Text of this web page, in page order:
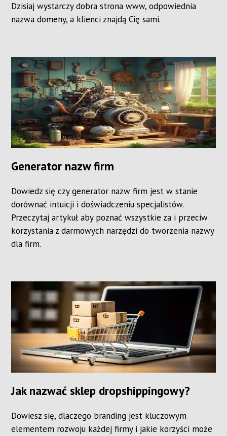
Dzisiaj wystarczy dobra strona www, odpowiednia
nazwa domeny, a klienci znajdą Cię sami.
Generator nazw firm
Dowiedz się czy generator nazw firm jest w stanie
dorównać intuicji i doświadczeniu specjalistów.
Przeczytaj artykuł aby poznać wszystkie za i przeciw
korzystania z darmowych narzędzi do tworzenia nazwy
dla firm.
Jak nazwać sklep dropshippingowy?
Dowiesz się, dlaczego branding jest kluczowym
elementem rozwoju każdej firmy i jakie korzyści może